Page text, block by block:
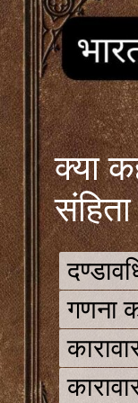
क्या
गणना
गणना